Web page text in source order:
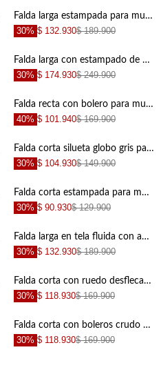
+
+
+
+
+
Falda larga estampada para mujer
30% $ 132.930$ 189.900
+
Falda larga con estampado de vaca para mujer
30% $ 174.930$ 249.900
+
Falda recta con bolero para mujer
40% $ 101.940$ 169.900
+
Falda corta silueta globo gris para mujer
30% $ 104.930$ 149.900
Falda corta estampada para mujer
30% $ 90.930$ 129.900
Falda larga en tela fluida con aberturas crudo para mujer
30% $ 132.930$ 189.900
Falda corta con ruedo desflecado azul para mujer
30% $ 118.930$ 169.900
Falda corta con boleros crudo de ajuste cómodo para mujer con acabado ligero
30% $ 118.930$ 169.900